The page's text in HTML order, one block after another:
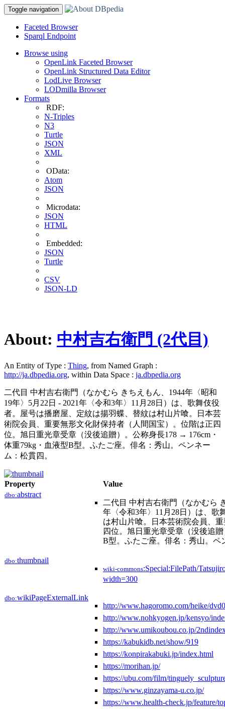
Toggle navigation
Faceted Browser
Sparql Endpoint
Browse using
OpenLink Faceted Browser
OpenLink Structured Data Editor
LodLive Browser
LODmilla Browser
Formats
RDF:
N-Triples
N3
Turtle
JSON
XML
OData:
Atom
JSON
Microdata:
JSON
HTML
Embedded:
JSON
Turtle
CSV
JSON-LD
About: 中村吉右衛門 (2代目)
An Entity of Type : Thing, from Named Graph :
http://ja.dbpedia.org, within Data Space : ja.dbpedia.org
二代目 中村吉右衛門（なかむら きちえもん、1944年〈昭和
19年〉5月22日 - 2021年〈令和3年〉11月28日）は、歌舞伎役
者。屋号は播磨屋、定紋は揚羽蝶、替紋は村山片喰。日本芸
術院会員、重要無形文化財保持者（人間国宝）。位階は正四
位。旭日重光章受章（没後追贈）。公称身長178 → 176cm・
体重79kg・血液型B型。ふたご座。俳名：秀山。ペンネー
ム：松貫四。
Property Value
dbo:abstract
二代目 中村吉右衛門（なかむら
年〈令和3年〉11月28日）は、歌
は村山片喰。日本芸術院会員、
四位。旭日重光章受章（没後追
B型。ふたご座。俳名：秀山。ペ
dbo:thumbnail
wiki-commons:Special:FilePath/
width=300
dbo:wikiPageExternalLink
http://www.hagoromo.com/heike/
http://www.nohkyogen.jp/kensyo/
http://www.umikoubou.co.jp/
https://kabukidb.net/show/919
https://konpirakabuki.jp/index.html
https://morihan.jp/
https://ubu.com/film/
https://www.ginzayama-u.co.jp/
https://www.health-check.jp/feature/